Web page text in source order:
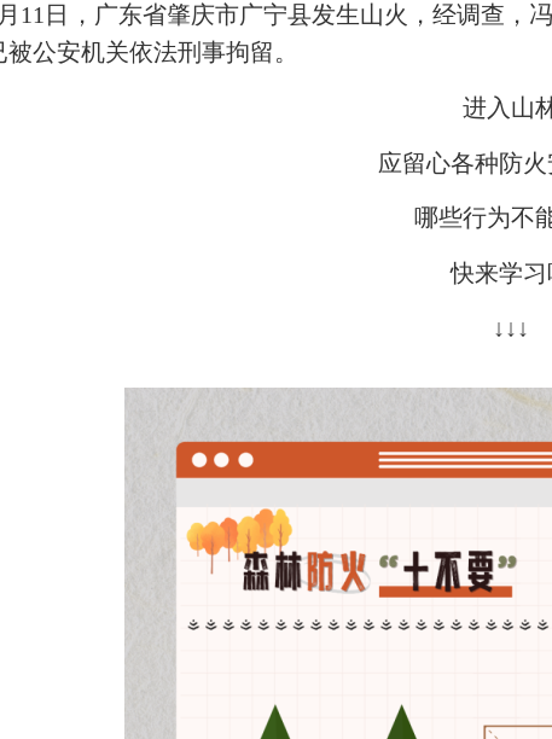
日，广东省肇庆市广宁县发生山火，经调查，冯
公安机关依法刑事拘留。
进入山
应留心各种防
哪些行为不
快来学习
↓↓↓